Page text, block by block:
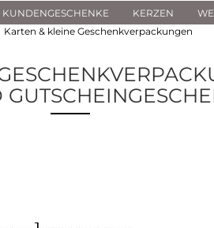
KERZEN
Karten & kleine Geschenkverpackungen